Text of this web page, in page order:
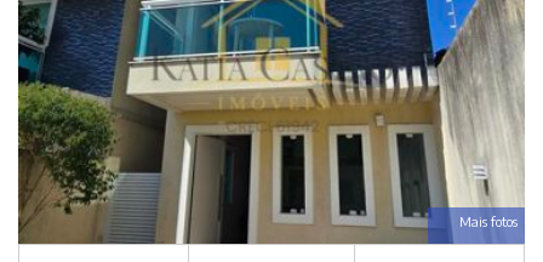
Mais fotos